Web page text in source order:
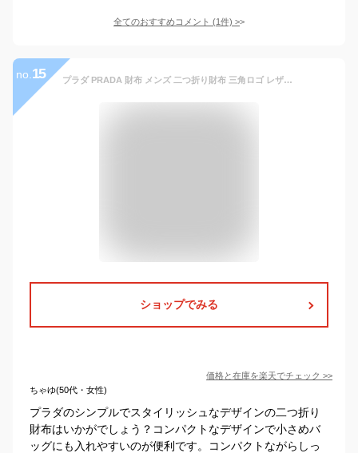
全てのおすすめコメント (1件) >
no. 15 プラダ PRADA 財布 メンズ 二つ折り財布 三角ロゴ レザー ブラック 2MO738 QHH F0002 | コンビニ受取 ブランド【最大2500円クーポン 7/14 23:59迄】
ショップでみる
価格と在庫を楽天でチェック >>
ちゃゆ(50代・女性)
プラダのシンプルでスタイリッシュなデザインの二つ折り
財布はいかがでしょう？コンパクトなデザインで小さめバ
ッグにも入れやすいのが便利です。コンパクトながらしっ